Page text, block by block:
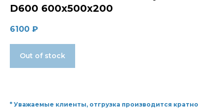
D600 600x500x200
6100 ₽
Out of stock
* Уважаемые клиенты, отгрузка производится кратно